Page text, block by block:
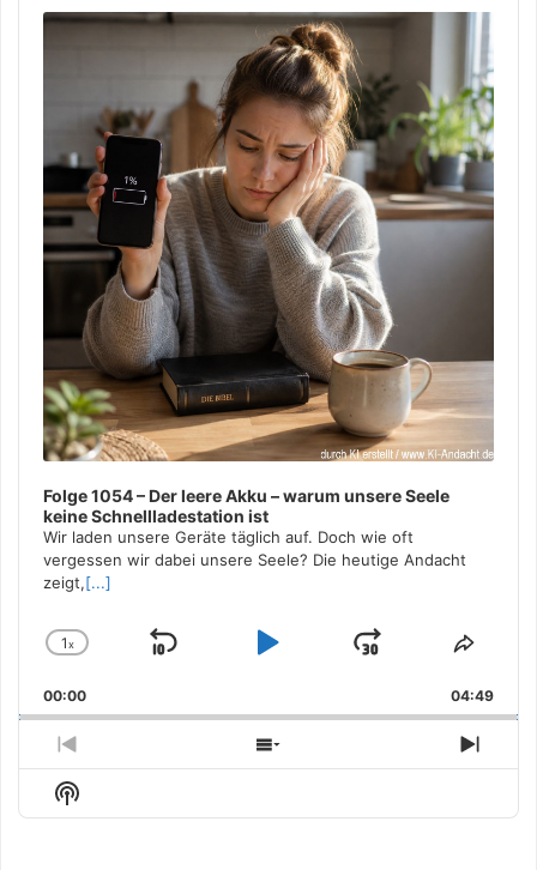
Player
Folge 1054 – Der leere Akku – warum unsere Seele
keine Schnellladestation ist
Wir laden unsere Geräte täglich auf. Doch wie oft
vergessen wir dabei unsere Seele? Die heutige Andacht
zeigt,[...]
Change
Rate
1x
Skip
Play
Jump
Forward
Share
00:00 04:49
Previous
Episode
Show
Episodes
Next
Show
Podcast